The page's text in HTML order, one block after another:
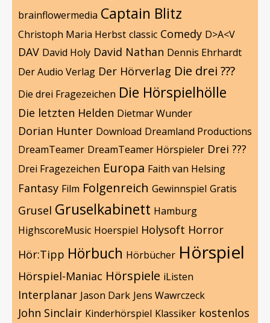
brainflowermedia Captain Blitz
Christoph Maria Herbst classic Comedy D>A<V
DAV David Holy David Nathan Dennis Ehrhardt
Der Audio Verlag Der Hörverlag Die drei ???
Die drei Fragezeichen Die Hörspielhölle
Die letzten Helden Dietmar Wunder
Dorian Hunter Download Dreamland Productions
DreamTeamer DreamTeamer Hörspieler Drei ???
Drei Fragezeichen Europa Faith van Helsing
Fantasy Film Folgenreich Gewinnspiel Gratis
Grusel Gruselkabinett Hamburg
HighscoreMusic Hoerspiel Holysoft Horror
Hör:Tipp Hörbuch Hörbücher Hörspiel
Hörspiel-Maniac Hörspiele iListen
Interplanar Jason Dark Jens Wawrczeck
John Sinclair Kinderhörspiel Klassiker kostenlos